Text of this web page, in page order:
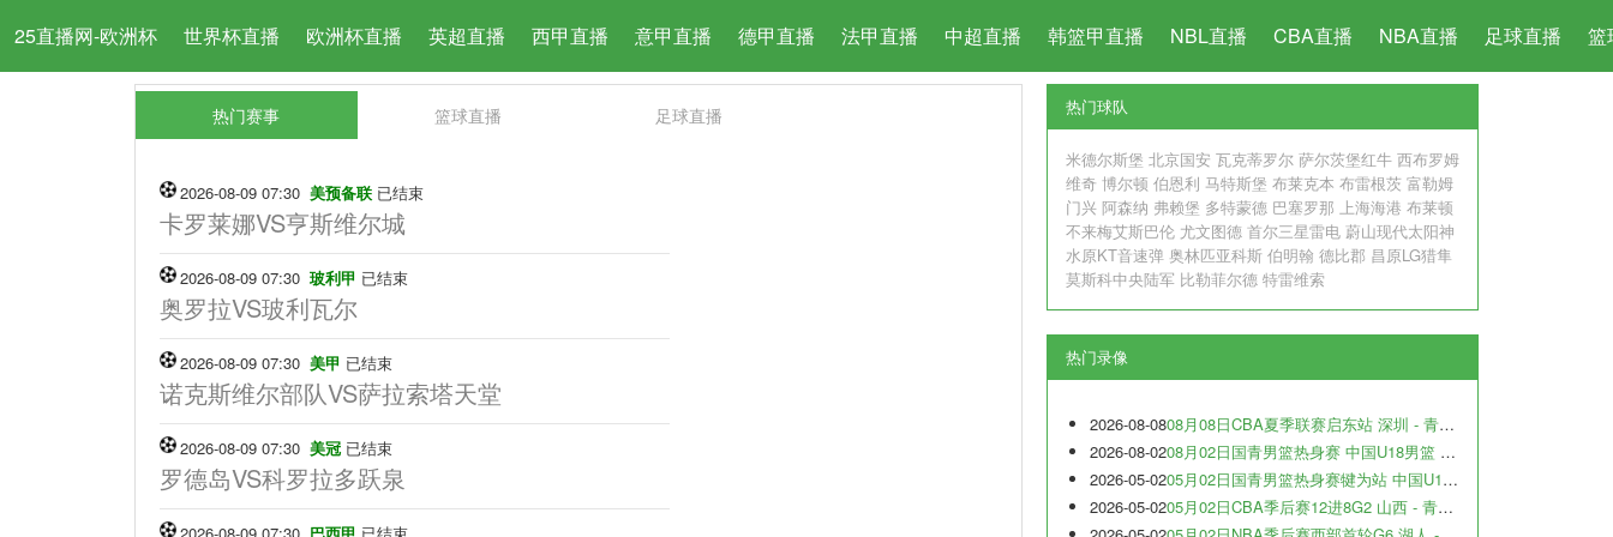
25直播网-欧洲杯 世界杯直播 欧洲杯直播 英超直播 西甲直播 意甲直播 德甲直播 法甲直播 中超直播 韩篮甲直播 NBL直播 CBA直播 NBA直播 足球直播 篮
热门赛事 篮球直播 足球直播
2026-08-09 07:30 美预备联 已结束
卡罗莱娜VS亨斯维尔城
2026-08-09 07:30 玻利甲 已结束
奥罗拉VS玻利瓦尔
2026-08-09 07:30 美甲 已结束
诺克斯维尔部队VS萨拉索塔天堂
2026-08-09 07:30 美冠 已结束
罗德岛VS科罗拉多跃泉
热门球队
米德尔斯堡 北京国安 瓦克蒂罗尔 萨尔茨堡红牛 西布罗姆
维奇 博尔顿 伯恩利 马特斯堡 布莱克本 布雷根茨 富勒姆
门兴 阿森纳 弗赖堡 多特蒙德 巴塞罗那 上海海港 布莱顿
不来梅艾斯巴伦 尤文图德 首尔三星雷电 蔚山现代太阳神
水原KT音速弹 奥林匹亚科斯 伯明翰 德比郡 昌原LG猎隼
莫斯科中央陆军 比勒菲尔德 特雷维索
热门录像
2026-08-0808月08日CBA夏季联赛启东站 深圳 - 青岛 全场录像
2026-08-0208月02日国青男篮热身赛 中国U18男篮 - 纽纳华丁闪电队 全场录像
2026-05-0205月02日国青男篮热身赛犍为站 中国U17男篮 - 犹他预科篮球队 全场录像
2026-05-0205月02日CBA季后赛12进8G2 山西 - 青岛 全场录像